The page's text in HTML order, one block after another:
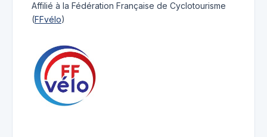
Affilié à la Fédération Française de Cyclotourisme
(FFvélo)